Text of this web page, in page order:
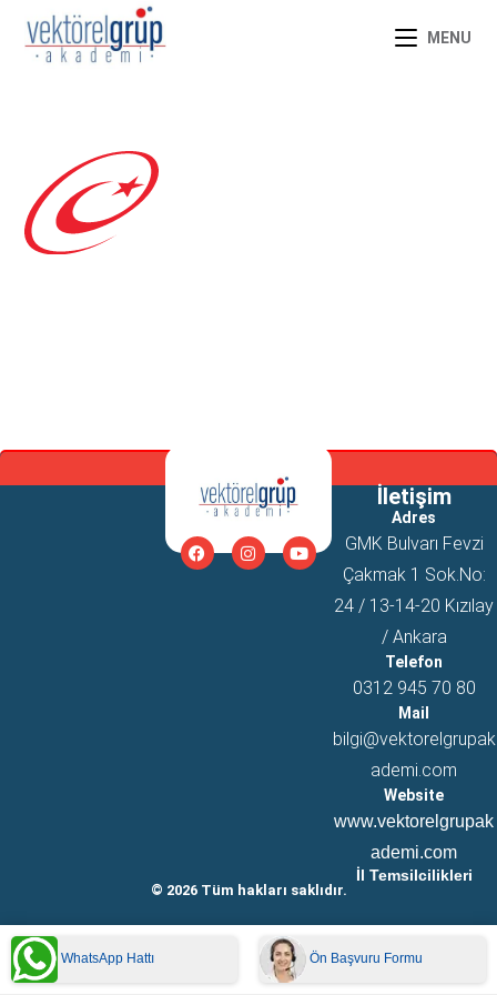
WhatsApp Hattı Ön Başvuru Formu
MENU
İletişim
Adres
GMK Bulvarı Fevzi
Çakmak 1 Sok.No:
24 / 13-14-20 Kızılay
/ Ankara
Telefon
0312 945 70 80
Mail
bilgi@vektorelgrupak
ademi.com
Website
www.vektorelgrupak
ademi.com
İl Temsilcilikleri
© 2026 Tüm hakları saklıdır.